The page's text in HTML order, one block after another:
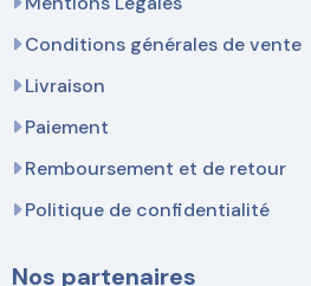
Conditions générales de vente
Livraison
Paiement
Remboursement et de retour
Politique de confidentialité
Nos partenaires